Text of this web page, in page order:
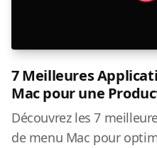
7 Meilleures
Mac pour une
Découvrez les 7
de menu Mac pour